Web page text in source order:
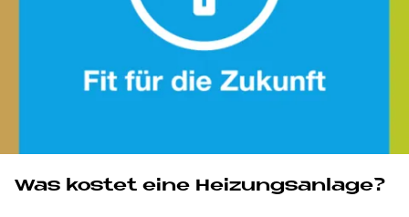
Was kostet eine Heizungsanlage?